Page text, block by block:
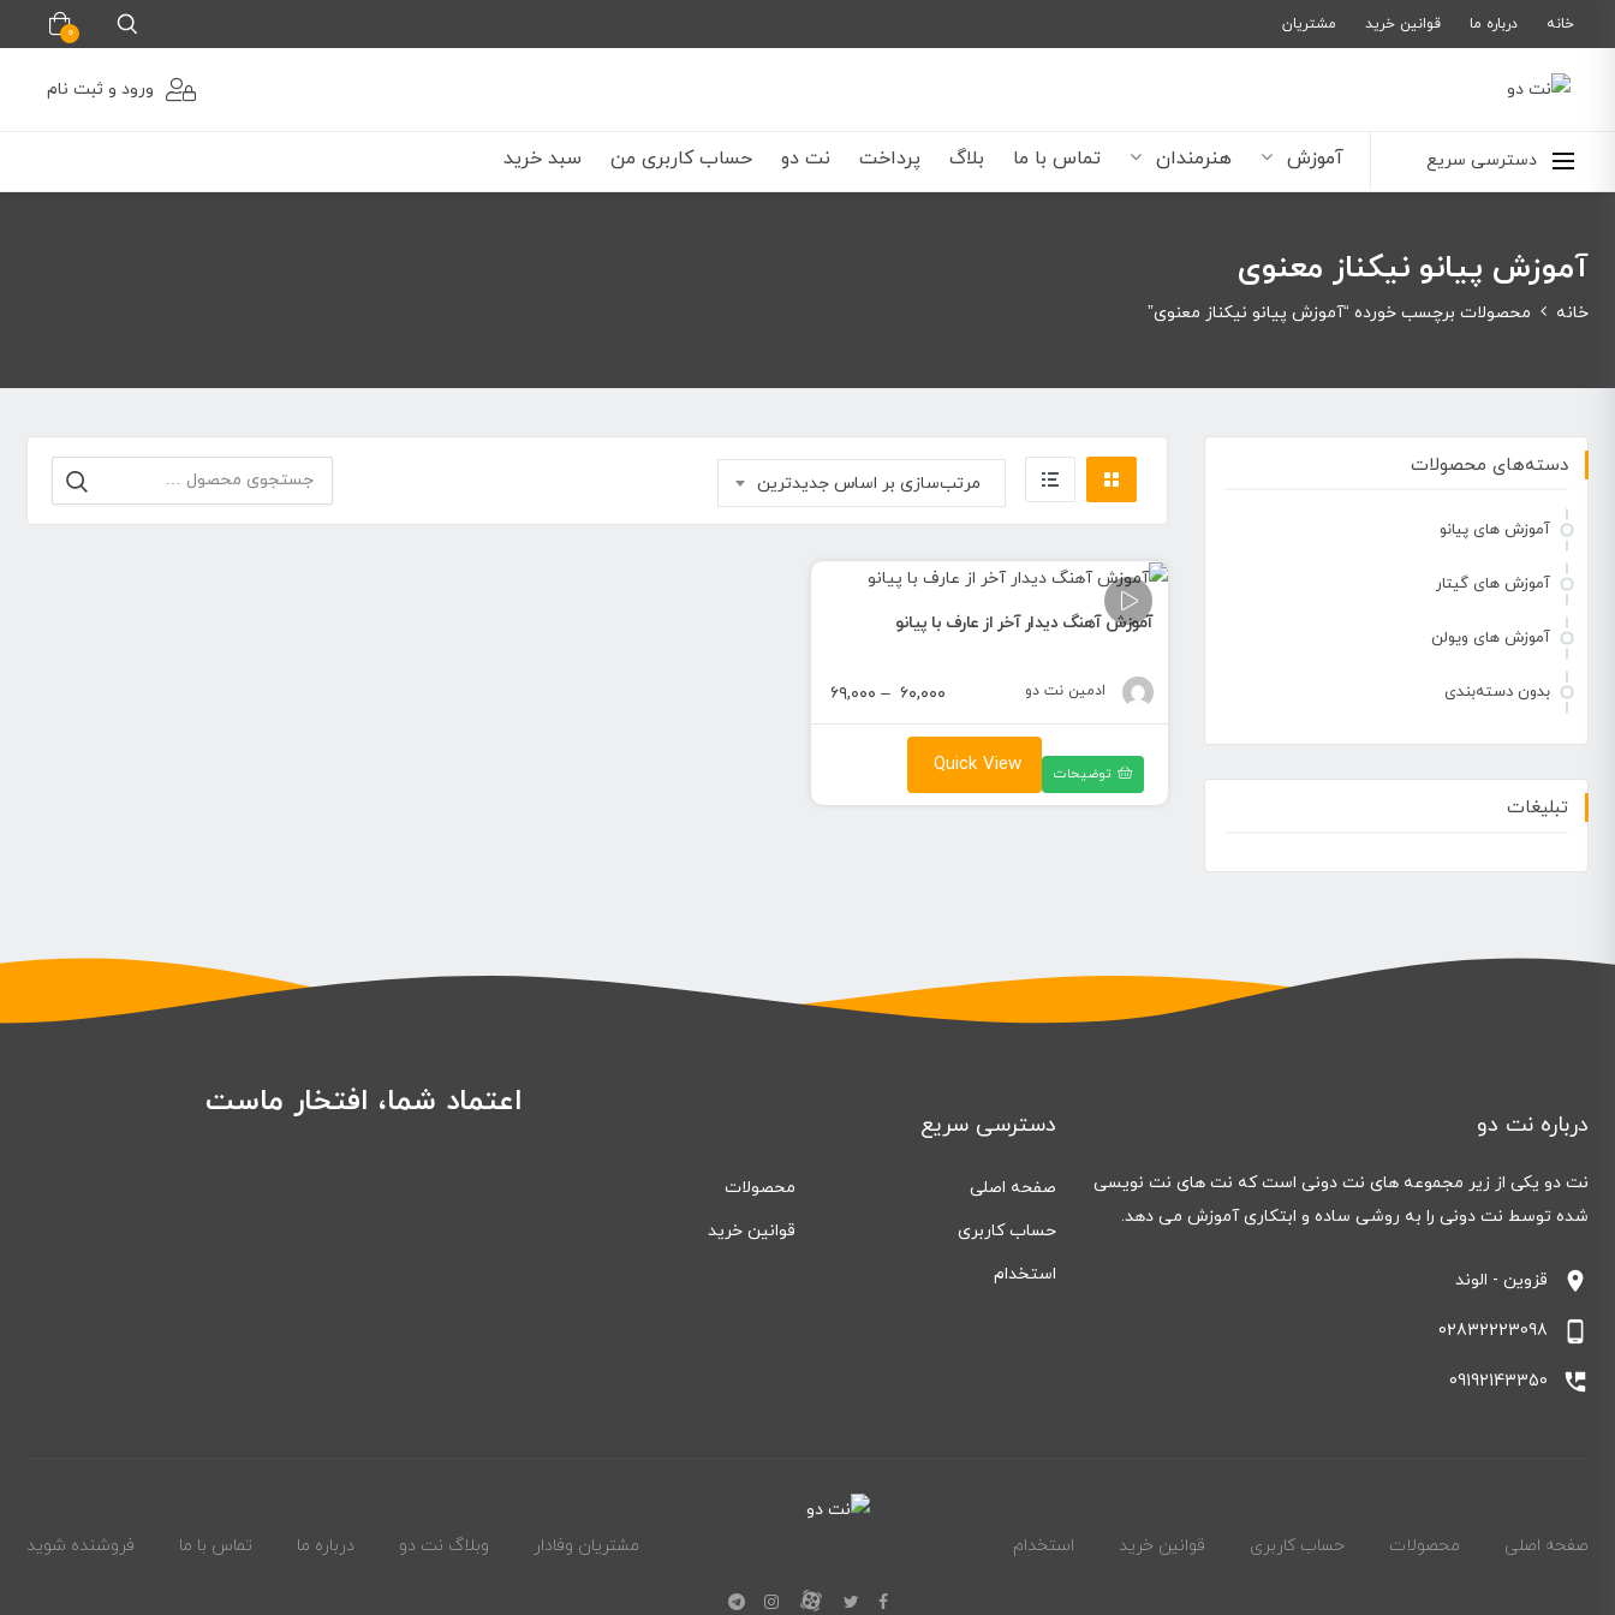
خانه درباره ما قوانین خرید مشتریان 0
ورود و ثبت نام
دسترسی سریع آموزش هنرمندان تماس با ما بلاگ پرداخت نت دو حساب کاربری من سبد خرید
آموزش پیانو نیکناز معنوی
خانه محصولات برچسب خورده “آموزش پیانو نیکناز معنوی”
مرتب‌سازی بر اساس جدیدترین
جستجو
برای:
آموزش آهنگ دیدار آخر از عارف با پیانو
ادمین نت دو ۶۰,۰۰۰ – ۶۹,۰۰۰
قیمت:
۶۹,۰۰۰ تومان
توضیحات Quick View
دسته‌های محصولات
آموزش های پیانو
آموزش های گیتار
آموزش های ویولن
بدون دسته‌بندی
تبلیغات
درباره نت دو
نت دو یکی از زیر مجموعه های نت دونی است که نت های نت نویسی
شده توسط نت دونی را به روشی ساده و ابتکاری آموزش می دهد.
location_on قزوین - الوند
phone_android
02832223098
perm_phone_msg
09192143350
دسترسی سریع
صفحه اصلی
محصولات
حساب کاربری
قوانین خرید
استخدام
اعتماد شما، افتخار ماست
صفحه اصلی محصولات حساب کاربری قوانین خرید استخدام مشتریان وفادار وبلاگ نت دو درباره ما تماس با ما فروشنده شوید